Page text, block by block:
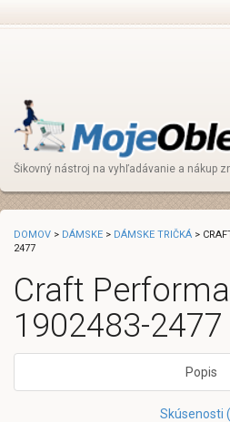
Šikovný nástroj na vyhľadávanie a nákup
DOMOV > DÁMSKE > DÁMSKE TRIČKÁ >
2477
Craft
1902483-2477
Popis
Skúsenosti